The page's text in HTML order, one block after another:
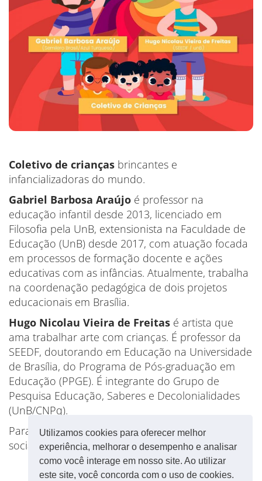
Utilizamos cookies para oferecer melhor
experiência, melhorar o desempenho e analisar
como você interage em nosso site. Ao utilizar
este site, você concorda com o uso de cookies.
Coletivo de crianças brincantes e
infancializadoras do mundo.
Gabriel Barbosa Araújo é professor na
educação infantil desde 2013, licenciado em
Filosofia pela UnB, extensionista na Faculdade de
Educação (UnB) desde 2017, com atuação focada
em processos de formação docente e ações
educativas com as infâncias. Atualmente, trabalha
na coordenação pedagógica de dois projetos
educacionais em Brasília.
Hugo Nicolau Vieira de Freitas é artista que
ama trabalhar arte com crianças. É professor da
SEEDF, doutorando em Educação na Universidade
de Brasília, do Programa de Pós-graduação em
Educação (PPGE). É integrante do Grupo de
Pesquisa Educação, Saberes e Decolonialidades
(UnB/CNPq).
Para mais informações, acompanhe as redes
sociais do Gpdes/UnB.